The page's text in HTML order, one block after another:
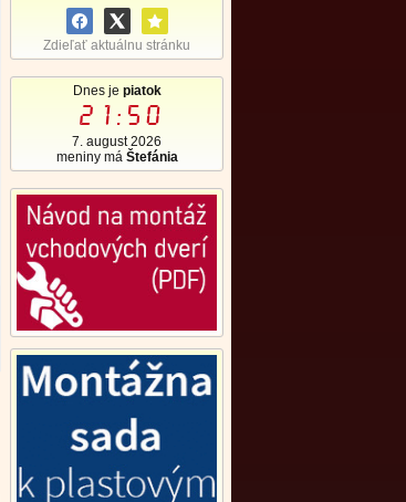
Zdieľať aktuálnu stránku
Dnes je piatok
21:50
7. august 2026
meniny má Štefánia